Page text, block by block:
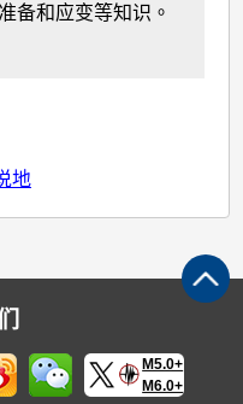
备和应变等知识。
地
M5.0+
M6.0+